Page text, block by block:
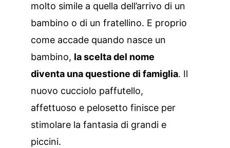
molto simile a quella dell’arrivo di un
bambino o di un fratellino. E proprio
come accade quando nasce un
bambino, la scelta del nome
diventa una questione di famiglia. Il
nuovo cucciolo paffutello,
affettuoso e pelosetto finisce per
stimolare la fantasia di grandi e
piccini.